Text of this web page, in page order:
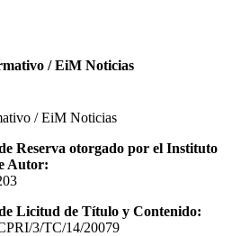
/ EiM Noticias
/ EiM Noticias
Reserva otorgado por el Instituto
Autor:
Licitud de Título y Contenido:
3/TC/14/20079